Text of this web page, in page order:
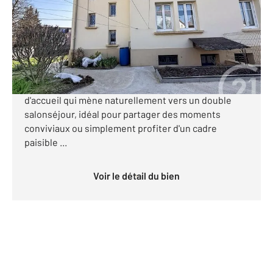
Maison à vendre
159 500 €
Nichée dans le calme de Homécourt, cette maison
de 105m² vous accueille dès l'entrée par un espace
d'accueil qui mène naturellement vers un double
salonséjour, idéal pour partager des moments
conviviaux ou simplement profiter d'un cadre
paisible ...
Voir le détail du bien